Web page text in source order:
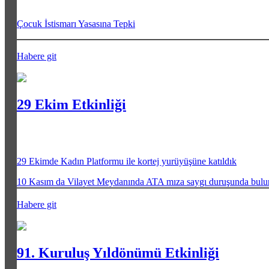
Çocuk İstismarı Yasasına Tepki
Habere git
29 Ekim Etkinliği
29 Ekimde Kadın Platformu ile kortej yurüyüşüne katıldık
10 Kasım da Vilayet Meydanında ATA mıza saygı duruşunda
Habere git
91. Kuruluş Yıldönümü Etkinliği